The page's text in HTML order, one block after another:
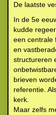
De laatste
In de 5e
kudde
een centrale
en
structureren
brieven
referentie.
kerk.
Maar zelfs